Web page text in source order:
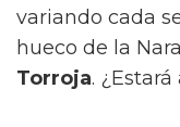
variando cada
hueco de la
Torroja.